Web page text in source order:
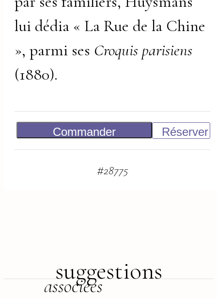
lui dédia « La Rue de la Chine
», parmi ses Croquis parisiens
(1880).
Commander
Réserver
#28775
suggestions
associées